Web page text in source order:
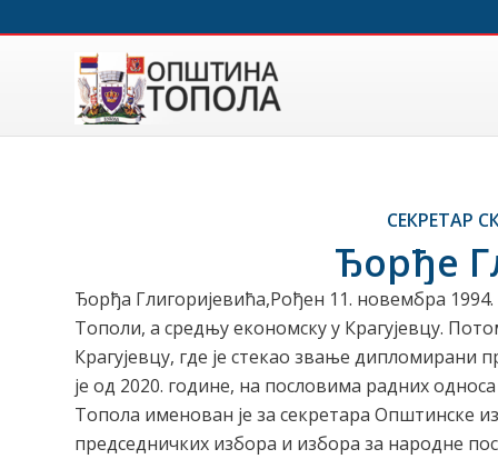
СЕКРЕТАР
Ђорђе
Ђорђа Глигоријевића,Рођен 11. новембра
Тополи, а средњу економску у Крагујевцу.
Крагујевцу, где је стекао звање
је од 2020. године, на пословима радних
Топола именован је за секретара Општинске
председничких избора и избора за народне